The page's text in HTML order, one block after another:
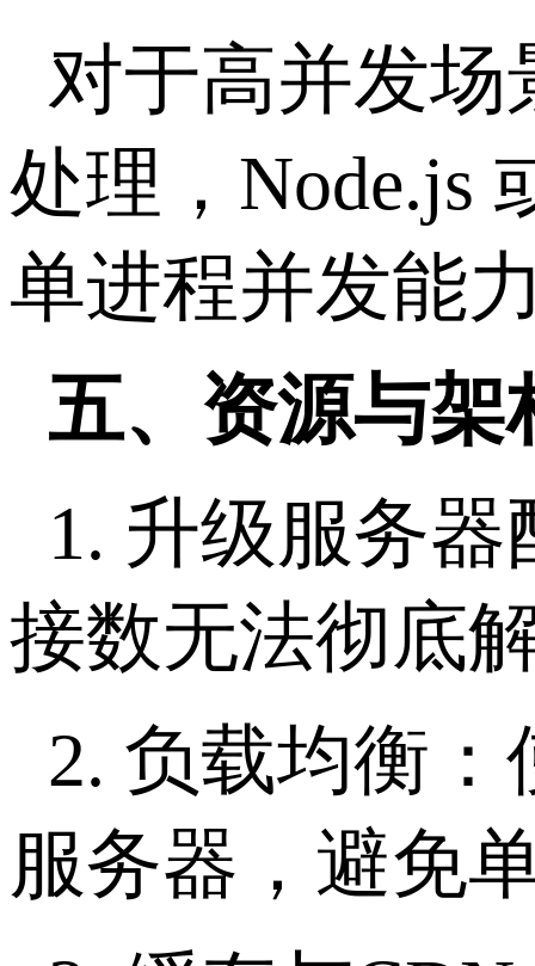
对于高并发场
处理， Node.js
单进程并发能
五、资源与架
1. 升级服务器
接数无法彻底
2. 负载均衡：
服务器，避免